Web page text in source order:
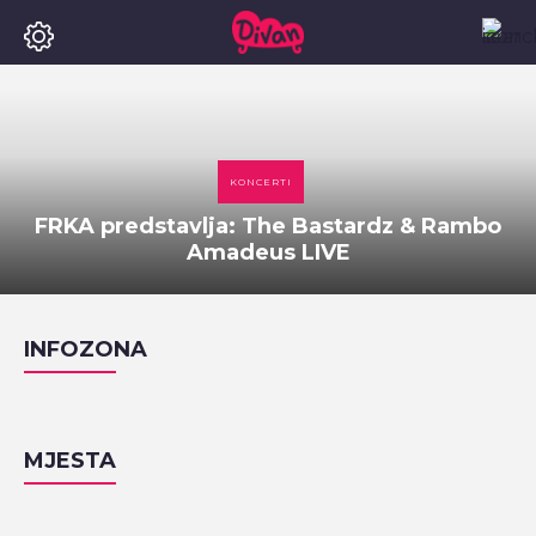
KONCERTI
FRKA predstavlja: The Bastardz & Rambo
Amadeus LIVE
INFOZONA
MJESTA